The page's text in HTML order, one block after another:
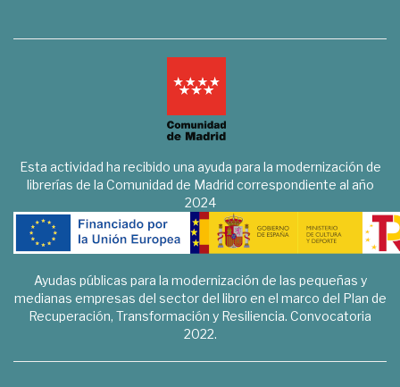
Esta actividad ha recibido una ayuda para la modernización de
librerías de la Comunidad de Madrid correspondiente al año
2024
Ayudas públicas para la modernización de las pequeñas y
medianas empresas del sector del libro en el marco del Plan de
Recuperación, Transformación y Resiliencia. Convocatoria
2022.